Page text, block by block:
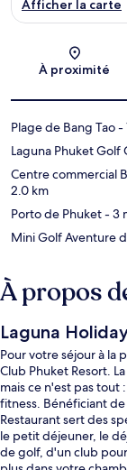
Afficher la carte
À proximité
Plage de Bang Tao-
Laguna Phuket Golf
Centre commercial
2.0 km
Porto de Phuket- 3
Mini Golf Aventure
À propos
Laguna
Pour votre séjour à la
Club Phuket Resort.
mais ce n'est pas
fitness. Bénéficiant
Restaurant sert des
le petit déjeuner, le
de golf, d'un club